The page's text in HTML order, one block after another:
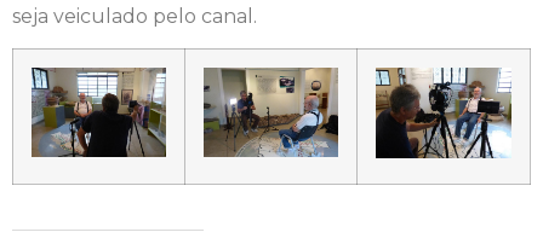
seja veiculado pelo canal.